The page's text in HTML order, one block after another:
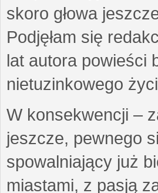
skoro głowa
Podjęłam się
lat autora powieści
nietuzinkowego
W konsekwencji –
jeszcze, pewnego
spowalniający już
miastami, z pasją